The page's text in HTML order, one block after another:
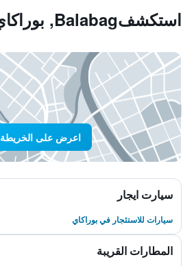
استكشفBalabag, بوراكاي
اعرض على الخريطة
سيارت ايجار
سيارات للاستئجار في بوراكاي
المطارات القريبة